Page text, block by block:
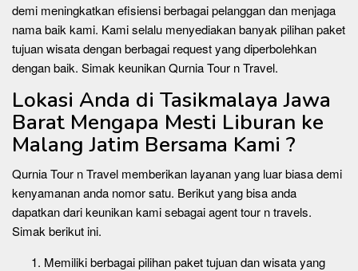
demi meningkatkan efisiensi berbagai pelanggan dan menjaga
nama baik kami. Kami selalu menyediakan banyak pilihan paket
tujuan wisata dengan berbagai request yang diperbolehkan
dengan baik. Simak keunikan Qurnia Tour n Travel.
Lokasi Anda di Tasikmalaya Jawa
Barat Mengapa Mesti Liburan ke
Malang Jatim Bersama Kami ?
Qurnia Tour n Travel memberikan layanan yang luar biasa demi
kenyamanan anda nomor satu. Berikut yang bisa anda
dapatkan dari keunikan kami sebagai agent tour n travels.
Simak berikut ini.
Memiliki berbagai pilihan paket tujuan dan wisata yang